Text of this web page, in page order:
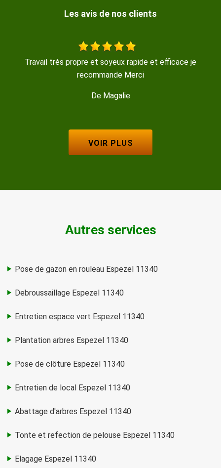
Les avis de nos clients
travail sérieux rapide bon contact
VOIR PLUS
Autres services
Pose de gazon en rouleau Espezel 11340
Debroussaillage Espezel 11340
Entretien espace vert Espezel 11340
Plantation arbres Espezel 11340
Pose de clôture Espezel 11340
Entretien de local Espezel 11340
Abattage d'arbres Espezel 11340
Tonte et refection de pelouse Espezel 11340
Elagage Espezel 11340